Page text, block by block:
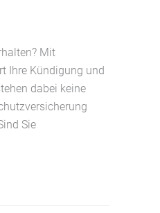
Mit
Ihre Kündigung und
dabei keine
Sie